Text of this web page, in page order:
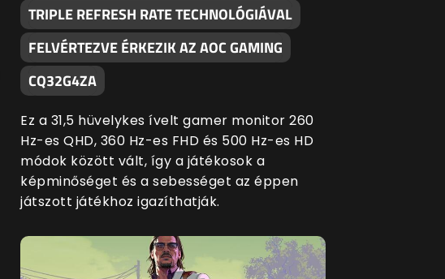
TRIPLE REFRESH RATE TECHNOLÓGIÁVAL
FELVÉRTEZVE ÉRKEZIK AZ AOC GAMING
CQ32G4ZA
Ez a 31,5 hüvelykes ívelt gamer monitor 260
Hz-es QHD, 360 Hz-es FHD és 500 Hz-es HD
módok között vált, így a játékosok a
képminőséget és a sebességet az éppen
játszott játékhoz igazíthatják.